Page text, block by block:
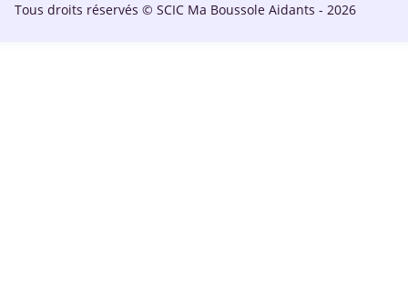
Tous droits réservés © SCIC Ma Boussole Aidants - 2026